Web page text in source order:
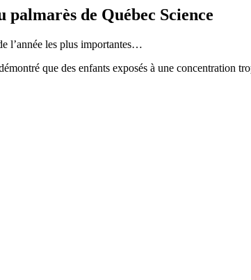
palmarès de Québec Science
l’année les plus importantes…
que des enfants exposés à une concentration